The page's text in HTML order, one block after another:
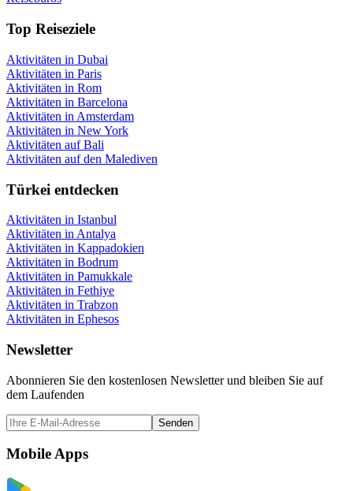
Top Reiseziele
Aktivitäten in Dubai
Aktivitäten in Paris
Aktivitäten in Rom
Aktivitäten in Barcelona
Aktivitäten in Amsterdam
Aktivitäten in New York
Aktivitäten auf Bali
Aktivitäten auf den Malediven
Türkei entdecken
Aktivitäten in Istanbul
Aktivitäten in Antalya
Aktivitäten in Kappadokien
Aktivitäten in Bodrum
Aktivitäten in Pamukkale
Aktivitäten in Fethiye
Aktivitäten in Trabzon
Aktivitäten in Ephesos
Newsletter
Abonnieren Sie den kostenlosen Newsletter und bleiben Sie auf
dem Laufenden
Senden
Mobile Apps